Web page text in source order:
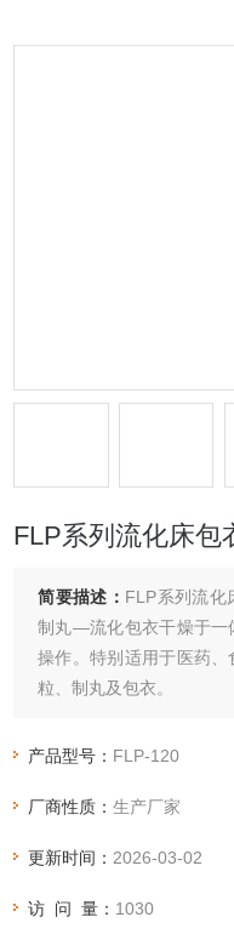
FLP系列流化床包
简要描述： FLP系列流
制丸—流化包衣干燥于一
操作。特别适用于医药、
粒、制丸及包衣。
产品型号： FLP-120
厂商性质：生产厂家
更新时间： 2026-03-02
访 问 量： 1030